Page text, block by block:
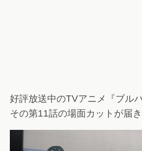
好評放送中のTVアニメ『ブル
その第11話の場面カットが届き